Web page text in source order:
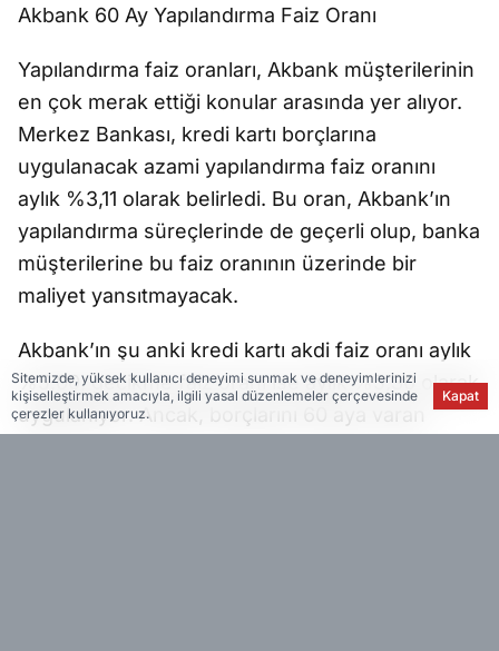
Akbank 60 Ay Yapılandırma Faiz Oranı
Yapılandırma faiz oranları, Akbank müşterilerinin
en çok merak ettiği konular arasında yer alıyor.
Merkez Bankası, kredi kartı borçlarına
uygulanacak azami yapılandırma faiz oranını
aylık %3,11 olarak belirledi. Bu oran, Akbank’ın
yapılandırma süreçlerinde de geçerli olup, banka
müşterilerine bu faiz oranının üzerinde bir
maliyet yansıtmayacak.
Akbank’ın şu anki kredi kartı akdi faiz oranı aylık
%5,00, gecikme faiz oranı ise aylık %5,30 olarak
uygulanıyor. Ancak, borçlarını 60 aya varan
Sitemizde, yüksek kullanıcı deneyimi sunmak ve deneyimlerinizi
kişiselleştirmek amacıyla, ilgili yasal düzenlemeler çerçevesinde
çerezler kullanıyoruz.
Kapat